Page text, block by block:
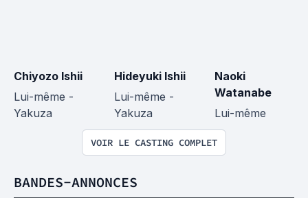
Chiyozo Ishii
Lui-même -
Yakuza
Hideyuki Ishii
Lui-même -
Yakuza
Naoki
Watanabe
Lui-même
VOIR LE CASTING COMPLET
BANDES-ANNONCES